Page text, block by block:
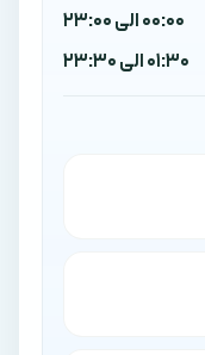
00:00 الی 23:00
01:30 الی 23:30